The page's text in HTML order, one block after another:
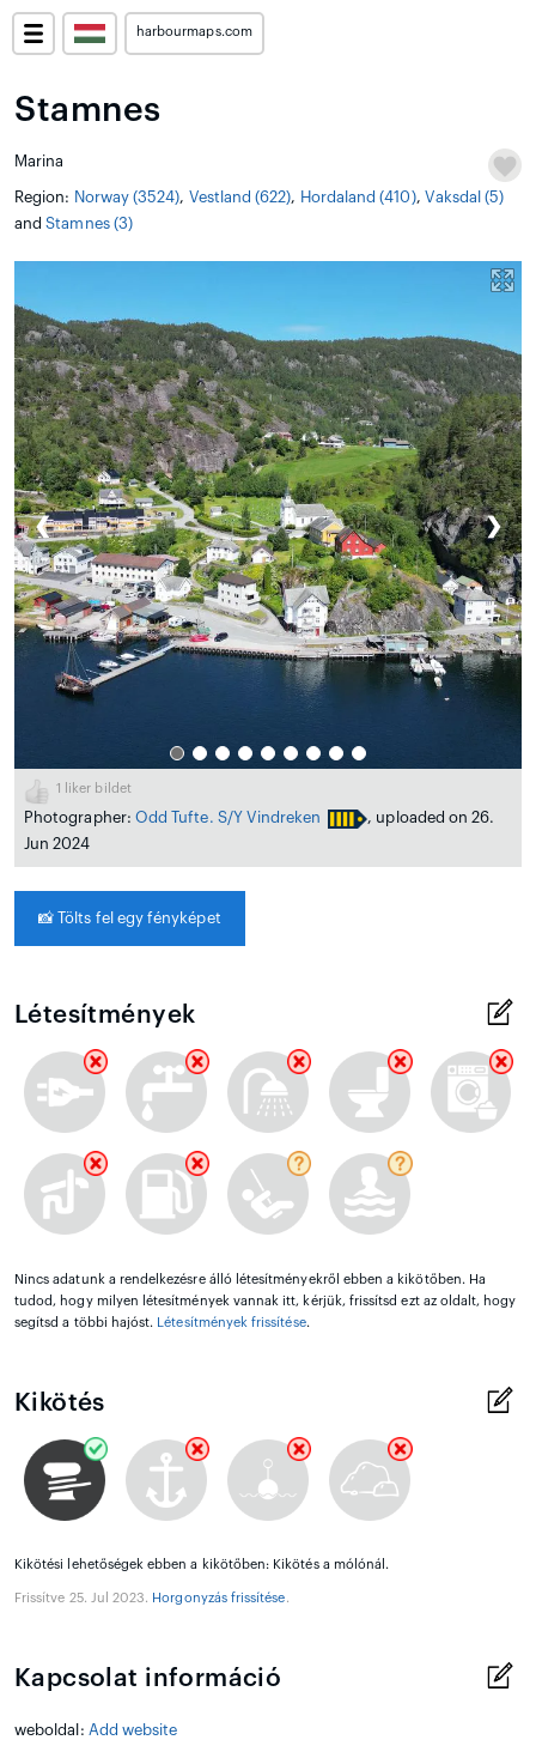
harbourmaps.com
Stamnes
Marina
Region: Norway (3524), Vestland (622), Hordaland (410), Vaksdal (5)
andStamnes (3)
❮ ❯
1 liker bildet
Photographer: Odd Tufte. S/Y Vindreken
, uploaded on 26.
Jun 2024
📸 Tölts fel egy fényképet
Létesítmények
Nincs adatunk a rendelkezésre álló létesítményekről ebben a kikötőben. Ha
tudod, hogy milyen létesítmények vannak itt, kérjük, frissítsd ezt az oldalt, hogy
segítsd a többi hajóst.
Létesítmények frissítése.
Kikötés
Kikötési lehetőségek ebben a kikötőben: Kikötés a mólónál.
Frissítve 25. Jul 2023. Horgonyzás frissítése.
Kapcsolat információ
weboldal: Add website